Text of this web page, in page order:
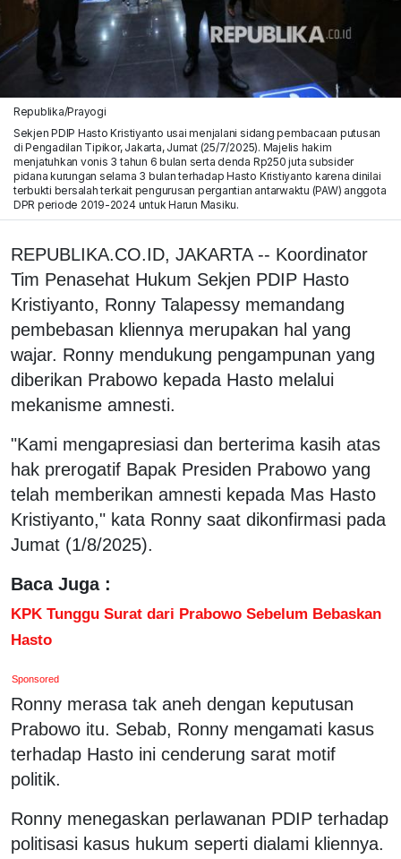
Republika/Prayogi
Sekjen PDIP Hasto Kristiyanto usai menjalani sidang pembacaan putusan
di Pengadilan Tipikor, Jakarta, Jumat (25/7/2025). Majelis hakim
menjatuhkan vonis 3 tahun 6 bulan serta denda Rp250 juta subsider
pidana kurungan selama 3 bulan terhadap Hasto Kristiyanto karena dinilai
terbukti bersalah terkait pengurusan pergantian antarwaktu (PAW) anggota
DPR periode 2019-2024 untuk Harun Masiku.
REPUBLIKA.CO.ID, JAKARTA -- Koordinator
Tim Penasehat Hukum Sekjen PDIP Hasto
Kristiyanto, Ronny Talapessy memandang
pembebasan kliennya merupakan hal yang
wajar. Ronny mendukung pengampunan yang
diberikan Prabowo kepada Hasto melalui
mekanisme amnesti.
"Kami mengapresiasi dan berterima kasih atas
hak prerogatif Bapak Presiden Prabowo yang
telah memberikan amnesti kepada Mas Hasto
Kristiyanto," kata Ronny saat dikonfirmasi pada
Jumat (1/8/2025).
Baca Juga :
KPK Tunggu Surat dari Prabowo Sebelum Bebaskan
Hasto
Sponsored
Ronny merasa tak aneh dengan keputusan
Prabowo itu. Sebab, Ronny mengamati kasus
terhadap Hasto ini cenderung sarat motif
politik.
Ronny menegaskan perlawanan PDIP terhadap
politisasi kasus hukum seperti dialami kliennya.